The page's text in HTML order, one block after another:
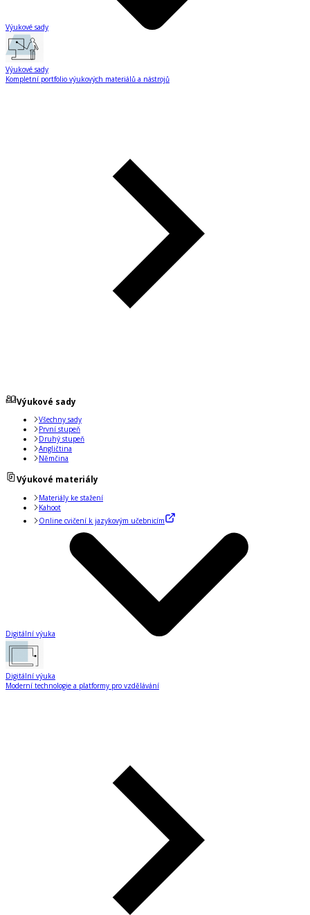
Výukové sady
Výukové sady
Kompletní portfolio výukových materiálů a nástrojů
Výukové sady
Všechny sady
První stupeň
Druhý stupeň
Angličtina
Němčina
Výukové materiály
Materiály ke stažení
Kahoot
Online cvičení k jazykovým učebnicím
Digitální výuka
Digitální výuka
Moderní technologie a platformy pro vzdělávání